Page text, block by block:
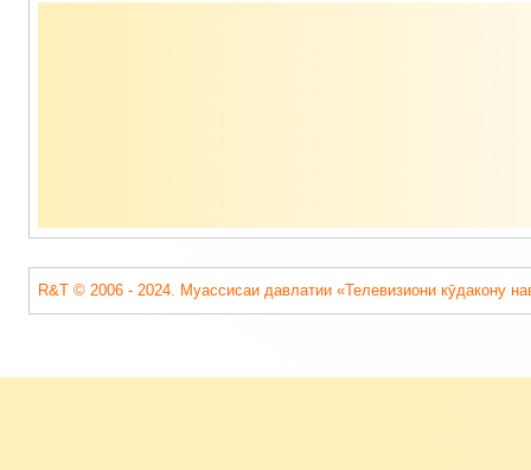
Содержимое
R&T © 2006 - 2024. Муассисаи давлатии «Телевизиони кӯдакону